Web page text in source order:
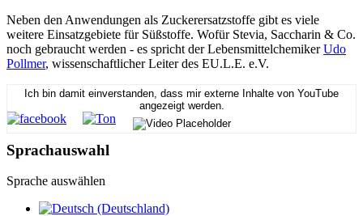
Neben den Anwendungen als Zuckerersatzstoffe gibt es viele
weitere Einsatzgebiete für Süßstoffe. Wofür Stevia, Saccharin & Co.
noch gebraucht werden - es spricht der LebensmittelchemikerUdo
Pollmer, wissenschaftlicher Leiter des EU.L.E. e.V.
Ich bin damit einverstanden, dass mir externe Inhalte von YouTube
angezeigt werden.
Sprachauswahl
Sprache auswählen